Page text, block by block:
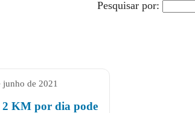
Pesquisar por:
junho de 2021
KM por dia pode